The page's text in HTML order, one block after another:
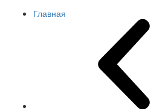
Главная